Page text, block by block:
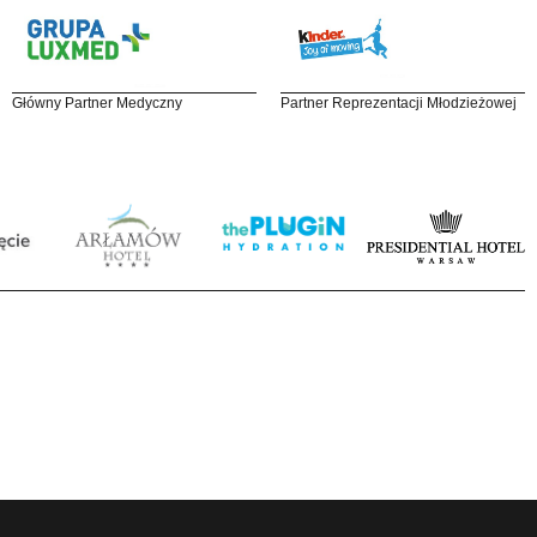
Główny Partner Medyczny Partner Reprezentacji Młodzieżowej